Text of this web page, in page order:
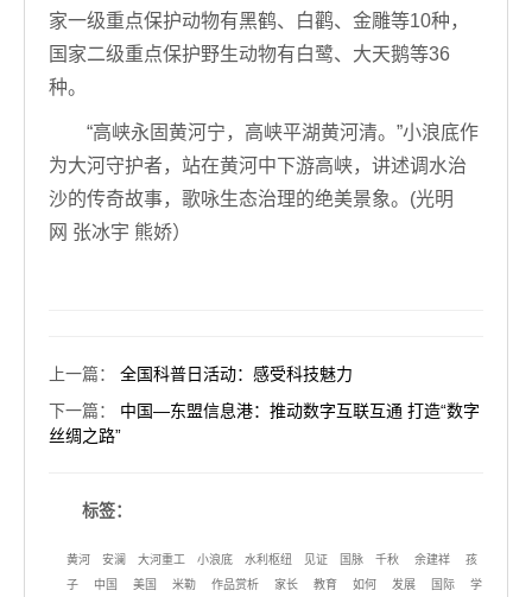
家一级重点保护动物有黑鹤、白鹳、金雕等10种，
国家二级重点保护野生动物有白鹭、大天鹅等36
种。
“高峡永固黄河宁，高峡平湖黄河清。”小浪底作
为大河守护者，站在黄河中下游高峡，讲述调水治
沙的传奇故事，歌咏生态治理的绝美景象。(光明
网 张冰宇 熊娇）
上一篇： 全国科普日活动：感受科技魅力
下一篇： 中国—东盟信息港：推动数字互联互通 打造“数字
丝绸之路”
标签：
黄河 安澜 大河重工 小浪底 水利枢纽 见证 国脉 千秋 余建祥
孩
子
中国 美国 米勒 作品赏析 家长 教育 如何 发展 国际
学